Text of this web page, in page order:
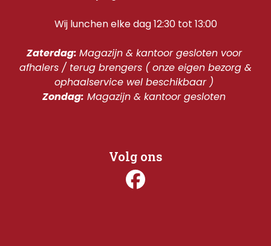
Wij lunchen elke dag 12:30 tot 13:00
Zaterdag: Magazijn & kantoor gesloten voor
afhalers / terug brengers ( onze eigen bezorg &
ophaalservice wel beschikbaar )
Zondag: Magazijn & kantoor gesloten
Volg ons